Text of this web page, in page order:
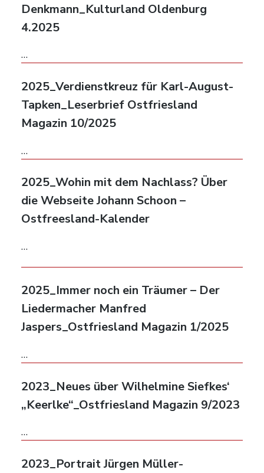
Denkmann_Kulturland Oldenburg
4.2025
…
2025_Verdienstkreuz für Karl-August-
Tapken_Leserbrief Ostfriesland
Magazin 10/2025
…
2025_Wohin mit dem Nachlass? Über
die Webseite Johann Schoon –
Ostfreesland-Kalender
…
2025_Immer noch ein Träumer – Der
Liedermacher Manfred
Jaspers_Ostfriesland Magazin 1/2025
…
2023_Neues über Wilhelmine Siefkes‘
„Keerlke“_Ostfriesland Magazin 9/2023
…
2023_Portrait Jürgen Müller-